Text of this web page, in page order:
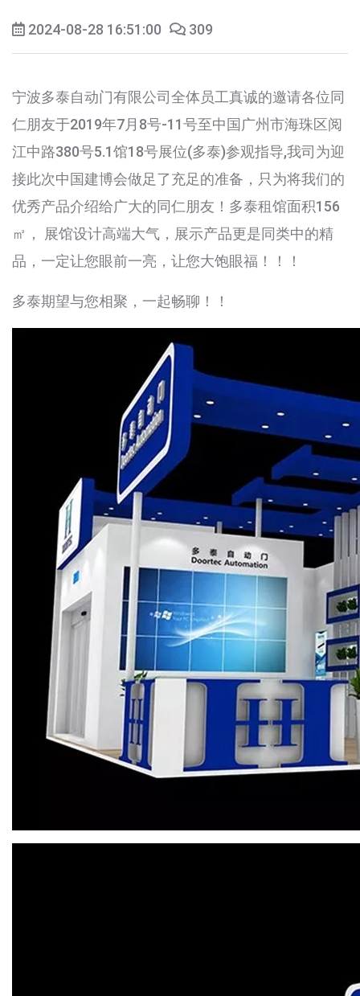
2024-08-28 16:51:00 309
宁波多泰自动门有限公司全体员工真诚的邀请各位同
仁朋友于2019年7月8号-11号至中国广州市海珠区阅
江中路380号5.1馆18号展位(多泰)参观指导,我司为迎
接此次中国建博会做足了充足的准备，只为将我们的
优秀产品介绍给广大的同仁朋友！多泰租馆面积156
㎡， 展馆设计高端大气，展示产品更是同类中的精
品，一定让您眼前一亮，让您大饱眼福！！！
多泰期望与您相聚，一起畅聊！！